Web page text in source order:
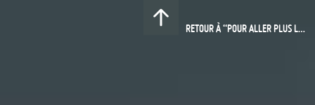
RETOUR À “POUR ALLER PLUS LOIN”